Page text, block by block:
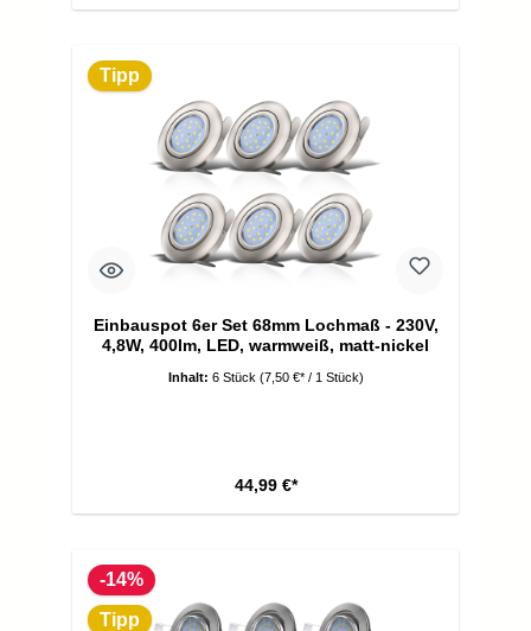
Tipp
Einbauspot 6er Set 68mm Lochmaß - 230V,
4,8W, 400lm, LED, warmweiß, matt-nickel
Inhalt: 6 Stück (7,50 €* / 1 Stück)
44,99 €*
-14%
Tipp